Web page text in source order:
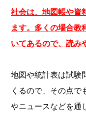
社会は、地図帳や資
ます。多くの場合教
いてあるので、読み
地図や統計表は試験
くるので、その点で
やニュースなどを通